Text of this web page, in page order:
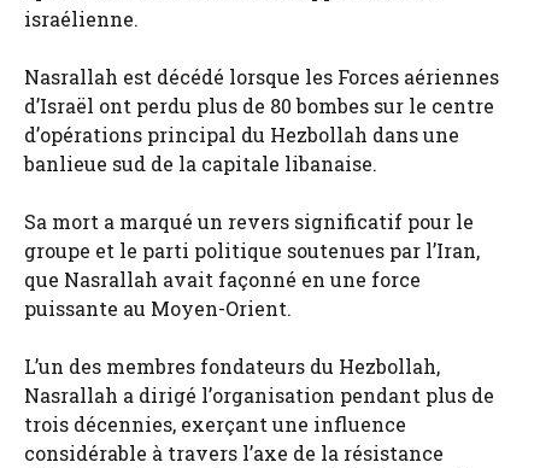
israélienne.
Nasrallah est décédé lorsque les Forces aériennes
d’Israël ont perdu plus de 80 bombes sur le centre
d’opérations principal du Hezbollah dans une
banlieue sud de la capitale libanaise.
Sa mort a marqué un revers significatif pour le
groupe et le parti politique soutenues par l’Iran,
que Nasrallah avait façonné en une force
puissante au Moyen-Orient.
L’un des membres fondateurs du Hezbollah,
Nasrallah a dirigé l’organisation pendant plus de
trois décennies, exerçant une influence
considérable à travers l’axe de la résistance